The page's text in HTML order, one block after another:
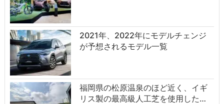
2021年、2022年にモデルチェンジ
が予想されるモデル一覧
福岡県の松原温泉のほど近く、イギ
リス製の最高級人工芝を使用した…